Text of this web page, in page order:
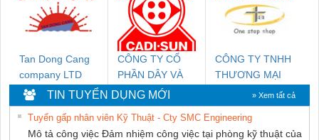
Tan Dong Cang
company LTD
CÔNG TY CỔ
PHẦN DÂY VÀ
CÁP ĐIỆN
THƯỢNG ĐÌNH
CÔNG TY TNHH
THƯƠNG MẠI
THIÊN ÂN VIỆT
NAM
TIN TUYỂN DỤNG MỚI » Xem tất cả
Tuyển gấp nhân viên Kỹ Thuật - Cty SMC Engineering
Mô tả công việc Đảm nhiệm công việc tại phòng kỹ thuật của